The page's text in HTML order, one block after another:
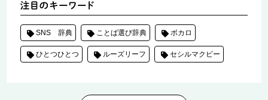
SNS 辞典 ことば選び辞典 ボカロ
ひとつひとつ ルーズリーフ セシルマクビー